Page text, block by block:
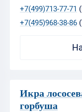
+7(499)713-77-71
+7(495)968-38-86
Икра
горбуша